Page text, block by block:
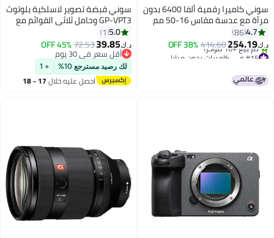
سوني كاميرا رقمية ألفا 6400 بدون
مرآة مع عدسة مقاس 16-50 مم
4.7
86
د.ك‏254.19
414.60
38% OFF
#15 في كاميرات بدون مرايا
بتخلّص بسرعة
تم بيع +10 مؤخرًا
#15 في كاميرات بدون مرايا
سوني قبضة تصوير لاسلكية بلوتوث
GP-VPT3 وحامل ثلاثي القوائم مع
جهاز تحكم عن بعد قابل للفصل
لتصوير الفيديو وإنشاء المحتوى،
متوافق مع كاميرات سوني ألفا
وسلسلة ZV - أسود
5.0
1
د.ك‏39.85
72.53
45% OFF
أقل سعر في 30 يوم
أقل سعر في 30 يوم
لك رصيد مسترجع 10% + 1
احصل عليه خلال 17 - 18